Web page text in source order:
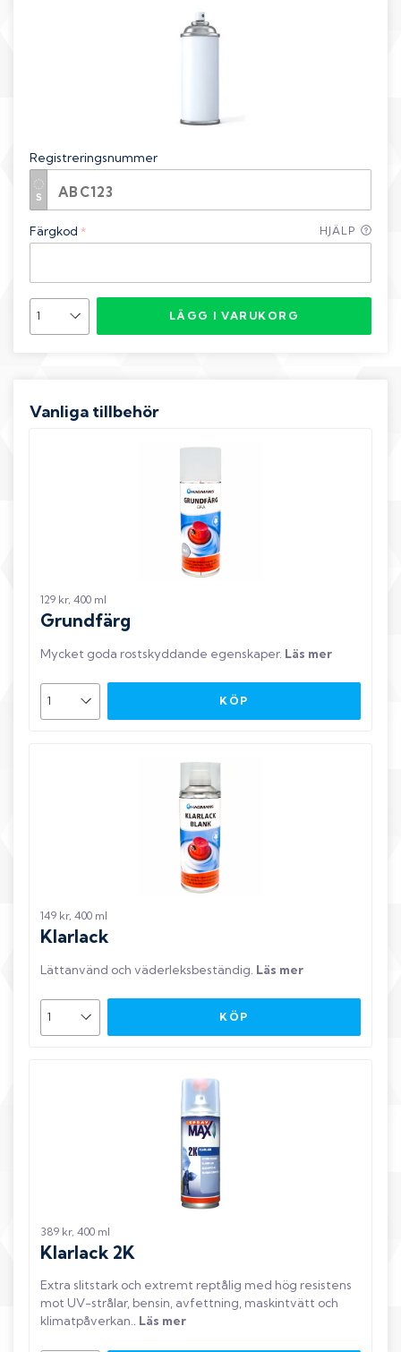
Registreringsnummer
Färgkod * HJÄLP
LÄGG I VARUKORG
Vanliga tillbehör
129 kr, 400 ml
Grundfärg
Mycket goda rostskyddande egenskaper. Läs mer
KÖP
149 kr, 400 ml
Klarlack
Lättanvänd och väderleksbeständig Läs mer
KÖP
389 kr, 400 ml
Klarlack 2K
Extra slitstark och extremt reptålig med hög resistens
mot UV-strålar, bensin, avfettning, maskintvätt och
klimatpåverkan.. Läs mer